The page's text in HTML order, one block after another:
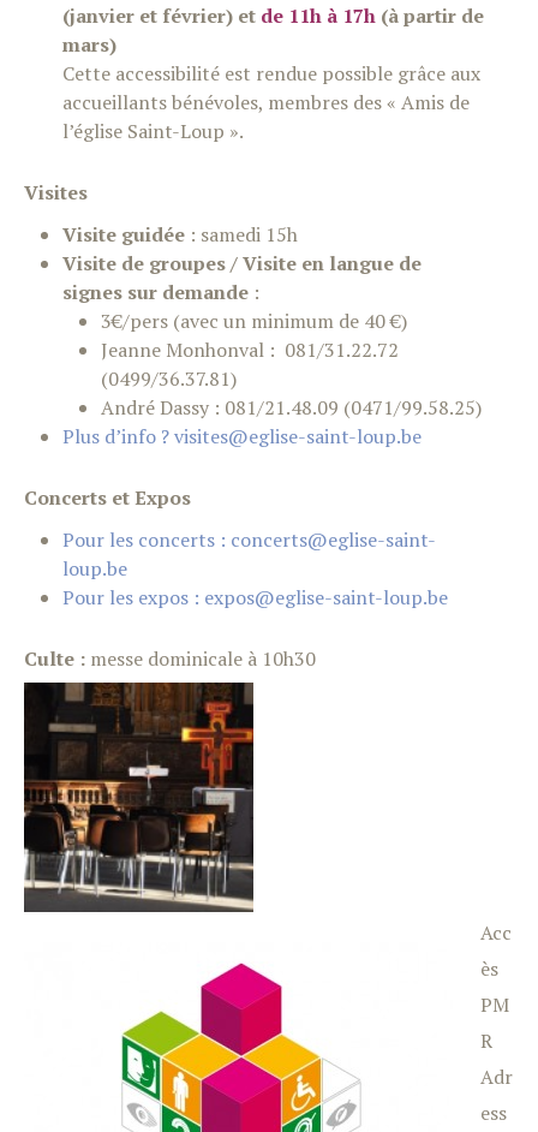
(janvier et février) et de 11h à 17h (à partir de
mars)
Cette accessibilité est rendue possible grâce aux
accueillants bénévoles, membres des « Amis de
l’église Saint-Loup ».
Visites
Visite guidée : samedi 15h
Visite de groupes / Visite en langue de
signes sur demande :
3€/pers (avec un minimum de 40 €)
Jeanne Monhonval : 081/31.22.72
(0499/36.37.81)
André Dassy : 081/21.48.09 (0471/99.58.25)
Plus d’info ? visites@eglise-saint-loup.be
Concerts et Expos
Pour les concerts : concerts@eglise-saint-
loup.be
Pour les expos : expos@eglise-saint-loup.be
Culte : messe dominicale à 10h30
Acc
ès
PM
R
Adr
ess